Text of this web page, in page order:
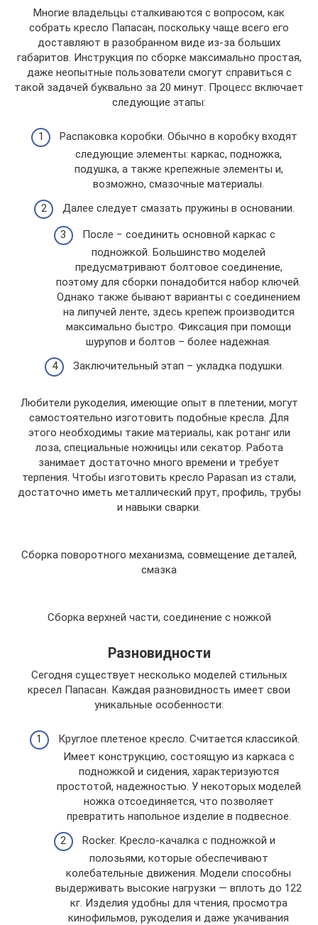
Многие владельцы сталкиваются с вопросом, как
собрать кресло Папасан, поскольку чаще всего его
доставляют в разобранном виде из-за больших
габаритов. Инструкция по сборке максимально простая,
даже неопытные пользователи смогут справиться с
такой задачей буквально за 20 минут. Процесс включает
следующие этапы:
Распаковка коробки. Обычно в коробку входят
следующие элементы: каркас, подножка,
подушка, а также крепежные элементы и,
возможно, смазочные материалы.
Далее следует смазать пружины в основании.
После − соединить основной каркас с
подножкой. Большинство моделей
предусматривают болтовое соединение,
поэтому для сборки понадобится набор ключей.
Однако также бывают варианты с соединением
на липучей ленте, здесь крепеж производится
максимально быстро. Фиксация при помощи
шурупов и болтов – более надежная.
Заключительный этап – укладка подушки.
Любители рукоделия, имеющие опыт в плетении, могут
самостоятельно изготовить подобные кресла. Для
этого необходимы такие материалы, как ротанг или
лоза, специальные ножницы или секатор. Работа
занимает достаточно много времени и требует
терпения. Чтобы изготовить кресло Papasan из стали,
достаточно иметь металлический прут, профиль, трубы
и навыки сварки.
Сборка поворотного механизма, совмещение деталей,
смазка
Сборка верхней части, соединение с ножкой
Разновидности
Сегодня существует несколько моделей стильных
кресел Папасан. Каждая разновидность имеет свои
уникальные особенности:
Круглое плетеное кресло. Считается классикой.
Имеет конструкцию, состоящую из каркаса с
подножкой и сидения, характеризуются
простотой, надежностью. У некоторых моделей
ножка отсоединяется, что позволяет
превратить напольное изделие в подвесное.
Rocker. Кресло-качалка с подножкой и
полозьями, которые обеспечивают
колебательные движения. Модели способны
выдерживать высокие нагрузки — вплоть до 122
кг. Изделия удобны для чтения, просмотра
кинофильмов, рукоделия и даже укачивания